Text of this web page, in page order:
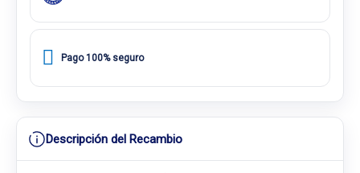
Pago 100% seguro
Descripción del Recambio